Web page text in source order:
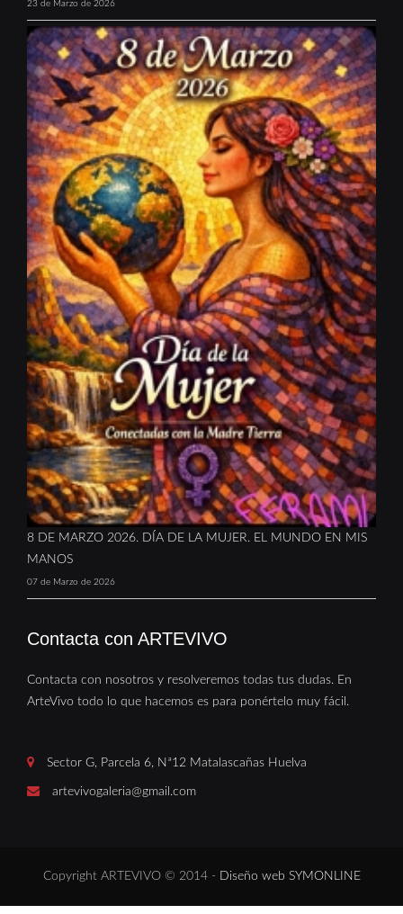
23 de Marzo de 2026
8 DE MARZO 2026. DÍA DE LA MUJER. EL MUNDO EN MIS
MANOS
07 de Marzo de 2026
Contacta con ARTEVIVO
Contacta con nosotros y resolveremos todas tus dudas. En
ArteVivo todo lo que hacemos es para ponértelo muy fácil.
Sector G, Parcela 6, Nª12 Matalascañas Huelva
artevivogaleria@gmail.com
Copyright ARTEVIVO © 2014 - Diseño web SYMONLINE